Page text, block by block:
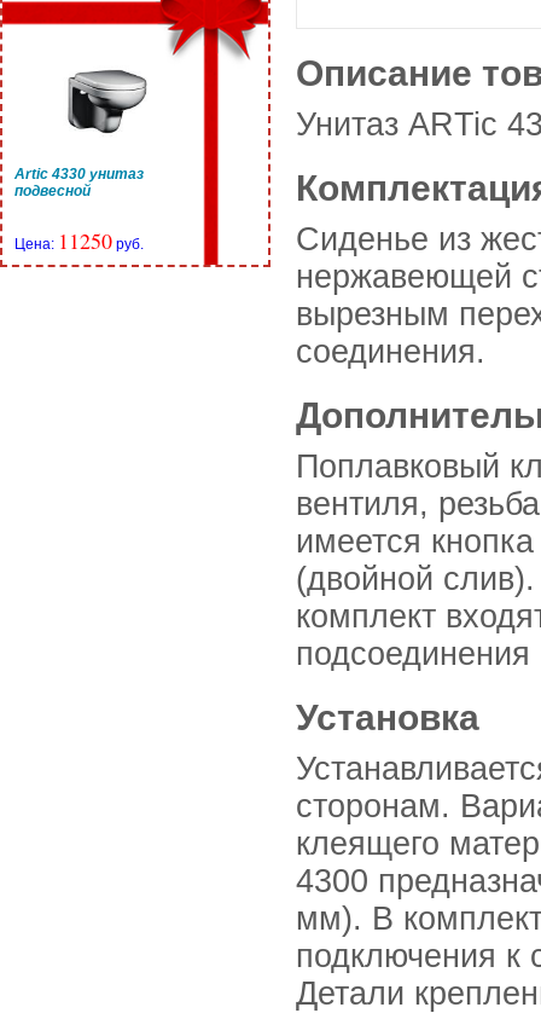
Artic 4330 унитаз
подвесной
Цена: 11250 руб.
Описание
Унитаз ARTic
Сиденье из
нержавеющей
вырезным
соединения.
Поплавковый
вентиля,
имеется
(двойной
комплект
подсоединения
Установка
сторонам.
клеящего
4300
мм). В
подключения к
Детали